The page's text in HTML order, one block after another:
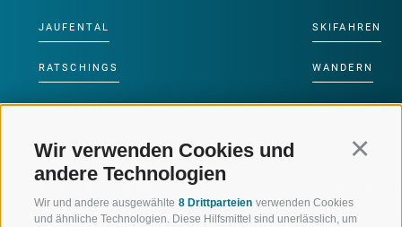
Wir verwenden Cookies und
andere Technologien
Wir und andere ausgewählte 8 Drittparteien verwenden Cookies
und ähnliche Technologien. Diese Hilfsmittel sind unerlässlich, um
JAUFENTAL
RATSCHINGS
RIDNAUNTAL
BERGBAHNEN
SKISCHULE RATSCHINGS
SKIFAHREN
WANDERN
HOCHALPINE